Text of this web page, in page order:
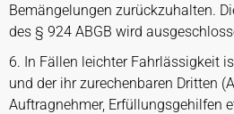
Bemängelungen zurückzuhalten.
des § 924 ABGB wird
6. In Fällen leichter Fahrlässigkeit
und der ihr zurechenbaren Dritten
Auftragnehmer, Erfüllungsgehilfen